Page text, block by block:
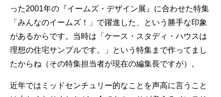
った2001年の『イームズ・デザイン展』に合わせた特集
「みんなのイームズ！」で躍進した、という勝手な印象
があるからです。当時は「ケース・スタディ・ハウスは
理想の住宅サンプルです。」という特集まで作ってまし
たからね（その特集担当者が現在の編集長ですが）。
近年ではミッドセンチュリー的なことを声高に言うこと